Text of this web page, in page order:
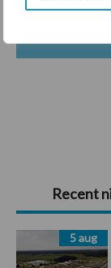
Primaire
Sidebar
Recent
5 aug